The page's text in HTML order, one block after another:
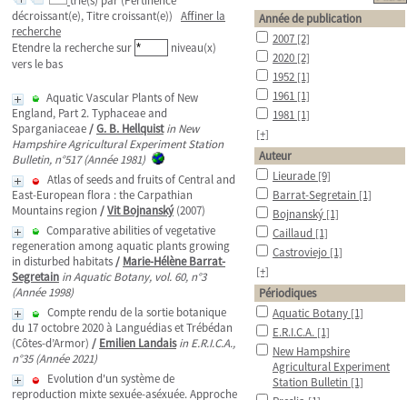
décroissant(e), Titre croissant(e)) Affiner la
recherche
Etendre la recherche sur
niveau(x)
vers le bas
Aquatic Vascular Plants of New
England, Part 2. Typhaceae and
Sparganiaceae/G. B. Hellquist in New
Hampshire Agricultural Experiment Station
Bulletin, n°517 (Année 1981)
Atlas of seeds and fruits of Central and
East-European flora : the Carpathian
Mountains region /Vit Bojnanský(2007)
Comparative abilities of vegetative
regeneration among aquatic plants growing
in disturbed habitats/ Marie-Hélène Barrat-
Segretain in Aquatic Botany, vol. 60, n°3
(Année 1998)
Compte rendu de la sortie botanique
du 17 octobre 2020 à Languédias et Trébédan
(Côtes-d’Armor) / Emilien Landais in E.R.I.C.A.,
n°35 (Année 2021)
Evolution d'un système de
reproduction mixte sexuée-aséxuée. Approche
Année de publication
2007 [2]
2020 [2]
1952 [1]
1961 [1]
1981 [1]
[+]
Auteur
Lieurade [9]
Barrat-Segretain [1]
Bojnanský [1]
Caillaud [1]
Castroviejo [1]
[+]
Périodiques
Aquatic Botany [1]
E.R.I.C.A. [1]
New Hampshire
Agricultural Experiment
Station Bulletin [1]